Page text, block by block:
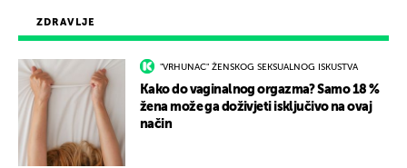
ZDRAVLJE
"VRHUNAC" ŽENSKOG SEKSUALNOG ISKUSTVA
Kako do vaginalnog orgazma? Samo 18 %
žena može ga doživjeti isključivo na ovaj
način